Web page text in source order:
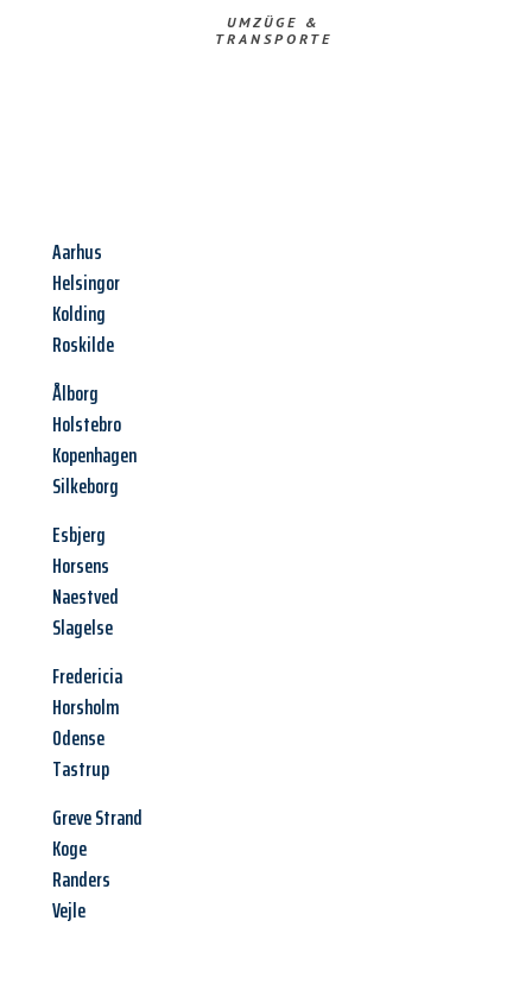
UMZÜGE &
TRANSPORTE
Aarhus
Helsingor
Kolding
Roskilde
Ålborg
Holstebro
Kopenhagen
Silkeborg
Esbjerg
Horsens
Naestved
Slagelse
Fredericia
Horsholm
Odense
Tastrup
Greve Strand
Koge
Randers
Vejle